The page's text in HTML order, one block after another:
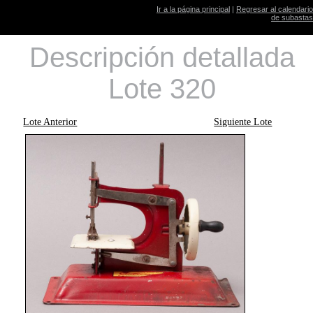
Ir a la página principal | Regresar al calendario
de subastas
Descripción detallada
Lote 320
Lote Anterior Siguiente Lote